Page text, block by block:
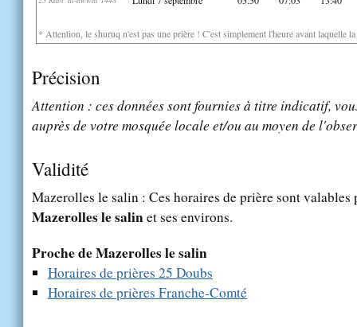
* Attention, le shuruq n'est pas une prière ! C'est simplement l'heure avant laquelle
Précision
Attention : ces données sont fournies à titre indicatif,
auprès de votre mosquée locale et/ou au moyen de
Validité
Mazerolles le salin : Ces horaires de prière sont
Mazerolles le salinet ses environs.
Proche de Mazerolles le salin
Horaires de prières 25 Doubs
Horaires de prières Franche-Comté